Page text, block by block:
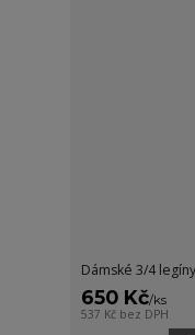
Dámské 3/4
650 Kč/ks
537 Kč bez DPH